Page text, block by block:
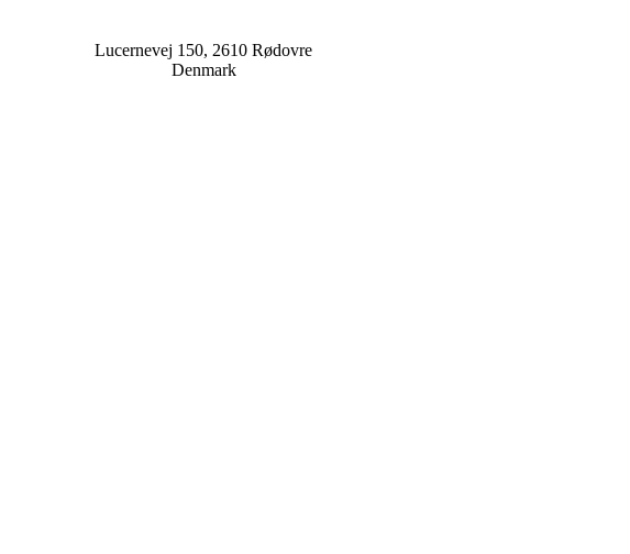
Lucernevej 150, 2610 Rødovre
Denmark